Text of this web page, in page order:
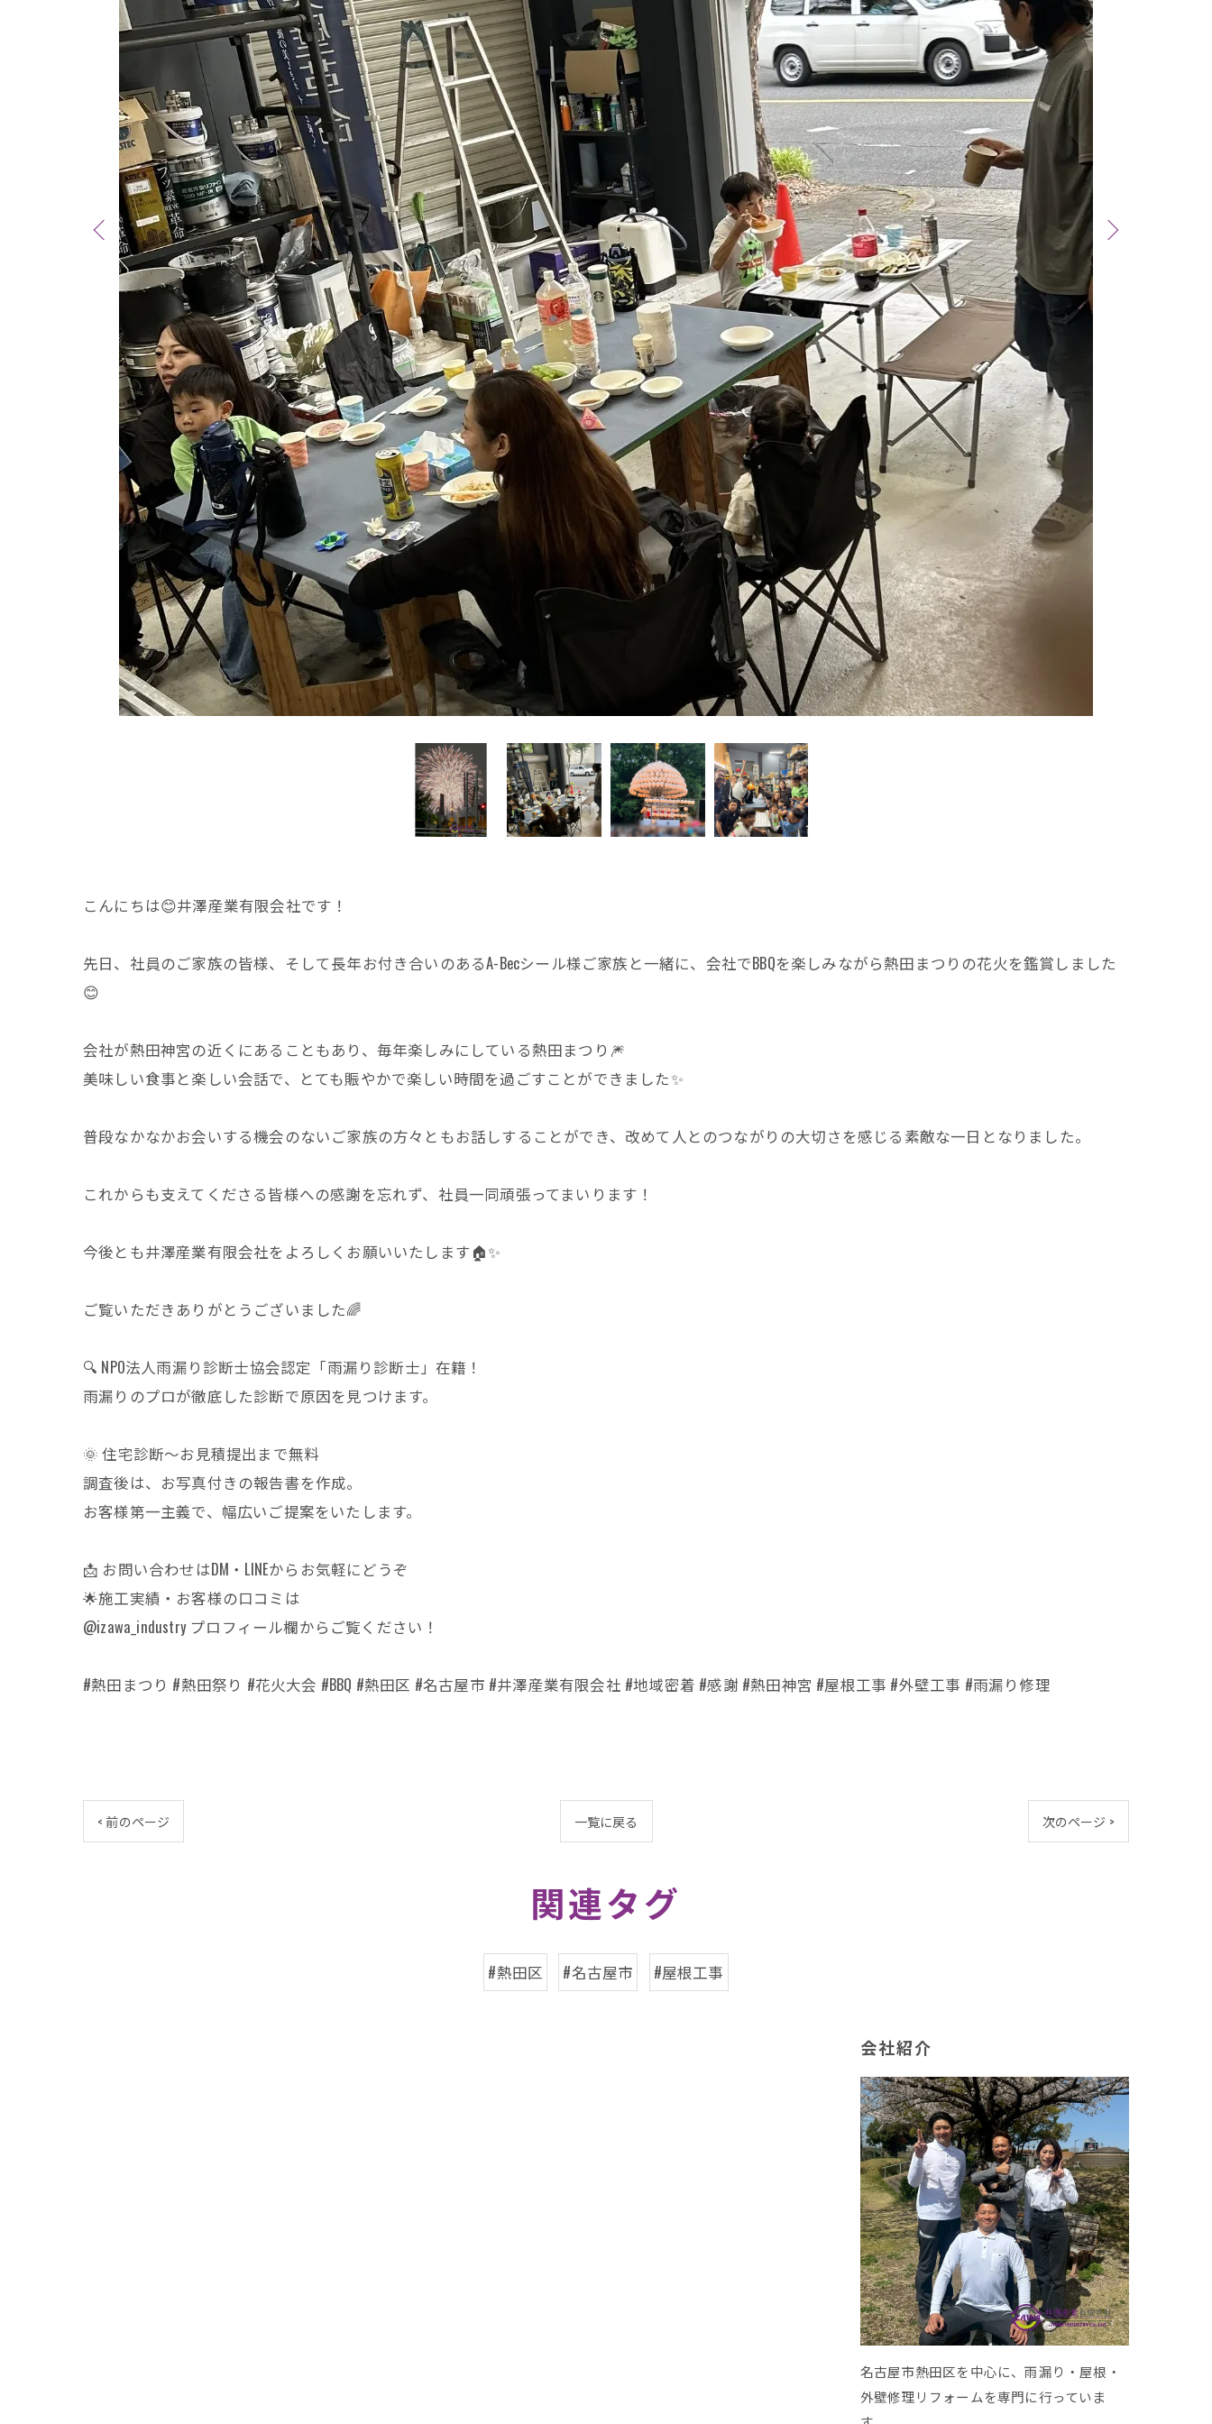
こんにちは😊井澤産業有限会社です！
先日、社員のご家族の皆様、そして長年お付き合いのあるA-Becシール様ご家族と一緒に、会社でBBQを楽しみながら熱田まつりの花火を鑑賞しました
😊
会社が熱田神宮の近くにあることもあり、毎年楽しみにしている熱田まつり🎆
美味しい食事と楽しい会話で、とても賑やかで楽しい時間を過ごすことができました✨
普段なかなかお会いする機会のないご家族の方々ともお話しすることができ、改めて人とのつながりの大切さを感じる素敵な一日となりました。
これからも支えてくださる皆様への感謝を忘れず、社員一同頑張ってまいります！
今後とも井澤産業有限会社をよろしくお願いいたします🏠✨
ご覧いただきありがとうございました🌈
🔍 NPO法人雨漏り診断士協会認定「雨漏り診断士」在籍！
雨漏りのプロが徹底した診断で原因を見つけます。
🌞 住宅診断〜お見積提出まで無料
調査後は、お写真付きの報告書を作成。
お客様第一主義で、幅広いご提案をいたします。
📩 お問い合わせはDM・LINEからお気軽にどうぞ
🌟施工実績・お客様の口コミは
@izawa_industry プロフィール欄からご覧ください！
#熱田まつり #熱田祭り #花火大会 #BBQ #熱田区 #名古屋市 #井澤産業有限会社 #地域密着 #感謝 #熱田神宮 #屋根工事 #外壁工事 #雨漏り修理
< 前のページ 一覧に戻る 次のページ >
関連タグ
#熱田区 #名古屋市 #屋根工事
会社紹介
名古屋市熱田区を中心に、雨漏り・屋根・
外壁修理リフォームを専門に行っていま